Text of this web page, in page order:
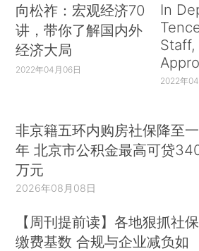
向松祚：宏观经济70
讲，带你了解国内外
经济大局
2022年04月06日
In
Staff,
2022年
非京籍五环内购房社保降至一
年 北京市公积金最高可贷
万元
2026年08月08日
【周刊提前读】各地狠抓社保
缴费基数 合规与企业减负如